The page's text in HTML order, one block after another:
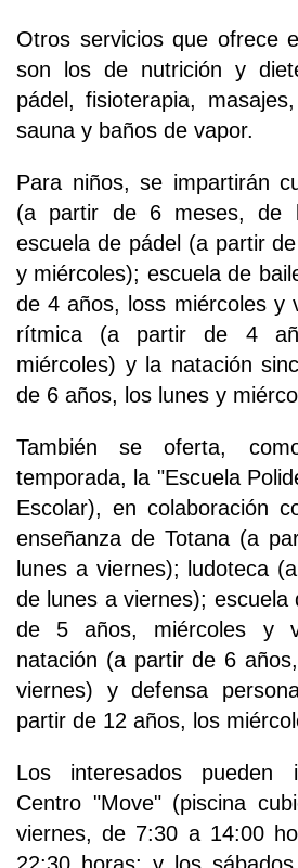
Otros servicios que ofrece
son los de nutrición y
pádel, fisioterapia,
sauna y baños de vapor.
Para niños, se impartirán
(a partir de 6 meses, de
escuela de pádel (a partir
y miércoles); escuela de
de 4 años, loss miércoles y
rítmica (a partir de 4
miércoles) y la natación
de 6 años, los lunes y
También se oferta,
temporada, la "Escuela
Escolar), en colaboración
enseñanza de Totana (a
lunes a viernes); ludoteca
de lunes a viernes); escuela
de 5 años, miércoles y
natación (a partir de 6
viernes) y defensa
partir de 12 años, los
Los interesados pueden
Centro "Move" (piscina
viernes, de 7:30 a 14:00